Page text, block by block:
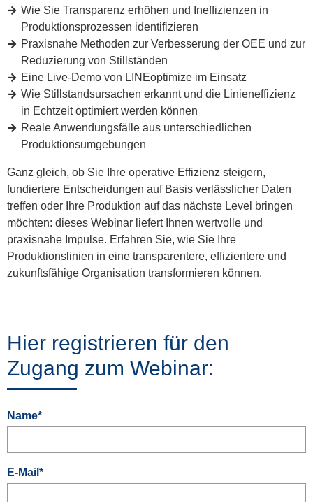
Wie Sie Transparenz erhöhen und Ineffizienzen in
Produktionsprozessen identifizieren
Praxisnahe Methoden zur Verbesserung der OEE und zur
Reduzierung von Stillständen
Eine Live-Demo von LINEoptimize im Einsatz
Wie Stillstandsursachen erkannt und die Linieneffizienz
in Echtzeit optimiert werden können
Reale Anwendungsfälle aus unterschiedlichen
Produktionsumgebungen
Ganz gleich, ob Sie Ihre operative Effizienz steigern,
fundiertere Entscheidungen auf Basis verlässlicher Daten
treffen oder Ihre Produktion auf das nächste Level bringen
möchten: dieses Webinar liefert Ihnen wertvolle und
praxisnahe Impulse. Erfahren Sie, wie Sie Ihre
Produktionslinien in eine transparentere, effizientere und
zukunftsfähige Organisation transformieren können.
Hier registrieren für den
Zugang zum Webinar:
Name*
E-Mail *